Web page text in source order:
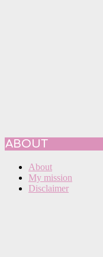
ABOUT
About
My mission
Disclaimer